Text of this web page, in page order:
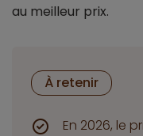
au meilleur prix.
À retenir
En 2026, le